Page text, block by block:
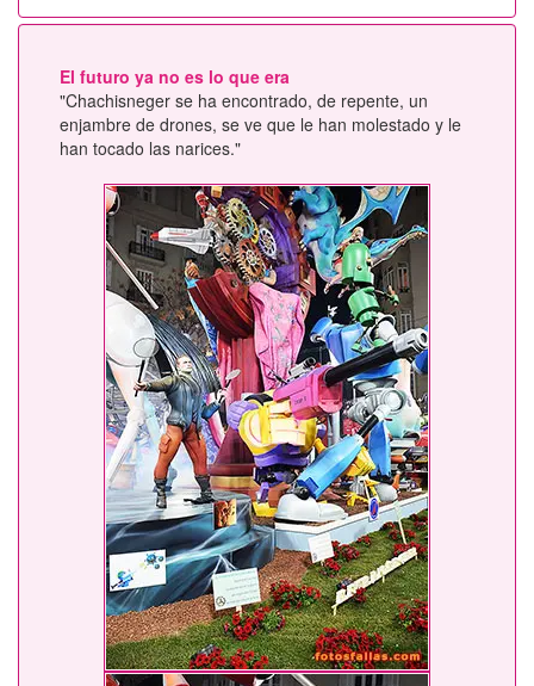
El futuro ya no es lo que era
"Chachisneger se ha encontrado, de repente, un
enjambre de drones, se ve que le han molestado y le
han tocado las narices."